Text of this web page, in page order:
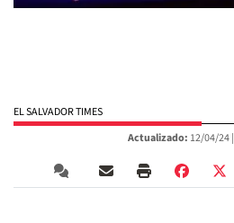
EL SALVADOR TIMES
Actualizado: 12/04/24 |